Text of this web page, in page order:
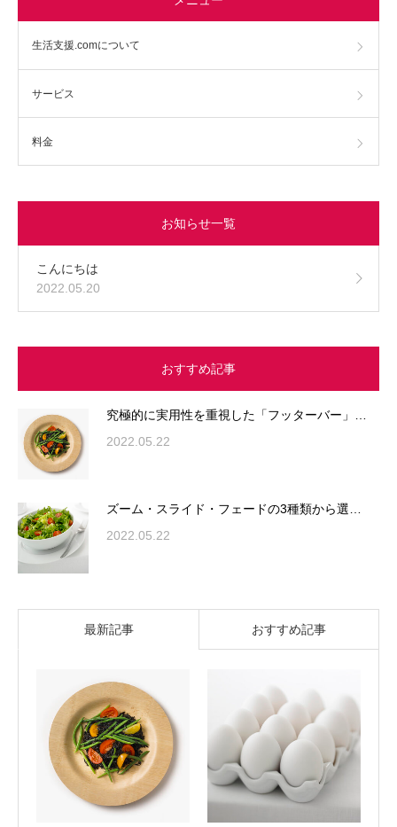
生活支援.comについて
サービス
料金
お知らせ一覧
こんにちは
2022.05.20
おすすめ記事
究極的に実用性を重視した「フッターバー」…
2022.05.22
ズーム・スライド・フェードの3種類から選…
2022.05.22
最新記事 おすすめ記事